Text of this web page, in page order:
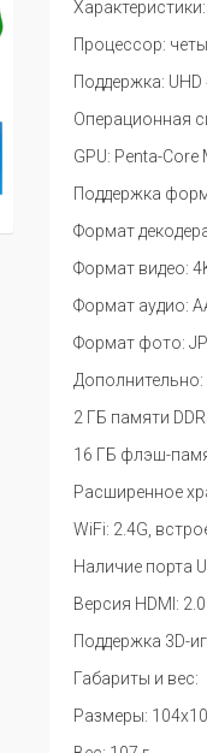
Характеристики:
Процессор:
Поддержка: UHD
Операционная
GPU: Penta-Core
Поддержка
Формат
Формат видео:
Формат аудио:
Формат фото:
Дополнительно:
2 ГБ памяти
16 ГБ флэш-
Расширенное
WiFi: 2.4G,
Наличие порта
Версия HDMI: 2.0
Поддержка 3D-
Габариты и вес:
Размеры: